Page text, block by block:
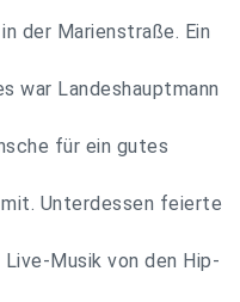
der Marienstraße. Ein
war Landeshauptmann
für ein gutes
Unterdessen feierte
Musik von den Hip-